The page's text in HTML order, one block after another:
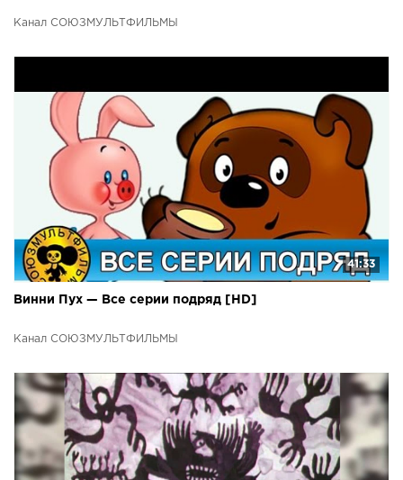
Канал СОЮЗМУЛЬТФИЛЬМЫ
41:33
Винни Пух — Все серии подряд [HD]
Канал СОЮЗМУЛЬТФИЛЬМЫ